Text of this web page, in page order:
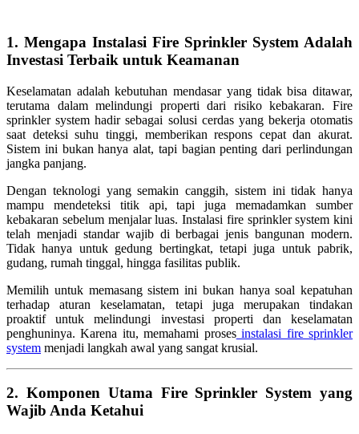
1. Mengapa Instalasi Fire Sprinkler System Adalah
Investasi Terbaik untuk Keamanan
Keselamatan adalah kebutuhan mendasar yang tidak bisa ditawar,
terutama dalam melindungi properti dari risiko kebakaran. Fire
sprinkler system hadir sebagai solusi cerdas yang bekerja otomatis
saat deteksi suhu tinggi, memberikan respons cepat dan akurat.
Sistem ini bukan hanya alat, tapi bagian penting dari perlindungan
jangka panjang.
Dengan teknologi yang semakin canggih, sistem ini tidak hanya
mampu mendeteksi titik api, tapi juga memadamkan sumber
kebakaran sebelum menjalar luas. Instalasi fire sprinkler system kini
telah menjadi standar wajib di berbagai jenis bangunan modern.
Tidak hanya untuk gedung bertingkat, tetapi juga untuk pabrik,
gudang, rumah tinggal, hingga fasilitas publik.
Memilih untuk memasang sistem ini bukan hanya soal kepatuhan
terhadap aturan keselamatan, tetapi juga merupakan tindakan
proaktif untuk melindungi investasi properti dan keselamatan
penghuninya. Karena itu, memahami prosesinstalasi fire sprinkler
system menjadi langkah awal yang sangat krusial.
2. Komponen Utama Fire Sprinkler System yang
Wajib Anda Ketahui